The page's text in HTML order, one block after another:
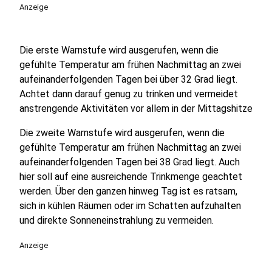
Anzeige
Die erste Warnstufe wird ausgerufen, wenn die
gefühlte Temperatur am frühen Nachmittag an zwei
aufeinanderfolgenden Tagen bei über 32 Grad liegt.
Achtet dann darauf genug zu trinken und vermeidet
anstrengende Aktivitäten vor allem in der Mittagshitze
Die zweite Warnstufe wird ausgerufen, wenn die
gefühlte Temperatur am frühen Nachmittag an zwei
aufeinanderfolgenden Tagen bei 38 Grad liegt. Auch
hier soll auf eine ausreichende Trinkmenge geachtet
werden. Über den ganzen hinweg Tag ist es ratsam,
sich in kühlen Räumen oder im Schatten aufzuhalten
und direkte Sonneneinstrahlung zu vermeiden.
Anzeige